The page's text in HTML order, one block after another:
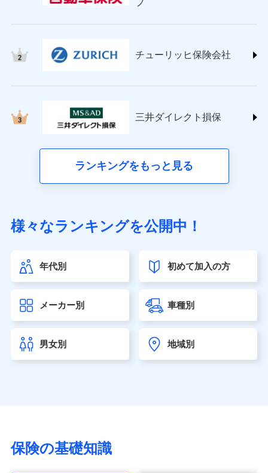
チューリッヒ保険会社 (https://www.zurich.co.jp/)
(https://www.nisshinfire.co.jp/)
(https://www.petfamilyins.co.jp/)
ins.com/)
三井ダイレクト損害保険株式会社
（https://www.sonylife.co.jp）
第一ネオ生命保険株式会社（https://neofirst.co.jp/）
大樹生命保険株式会社（https://www.taiju-life.co.jp）
seimei.co.jp）
チューリッヒ生命保険株式会社
東京海上日動あんしん生命保険株式会社
（https://www.tmn-anshin.co.jp/）
マニュライフ生命保険株式会社
（https://www.manulife.co.jp/）
プ
チューリッヒ保険会社
三井ダイレクト損保
ランキングをもっと見る
様々なランキングを公開中！
年代別 初めて加入の方
メーカー別 車種別
男女別 地域別
保険の基礎知識